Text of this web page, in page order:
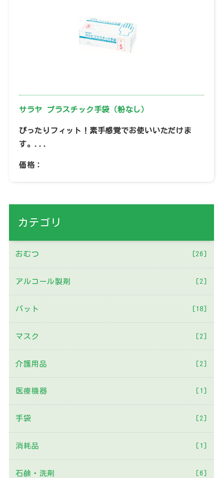
サラヤ プラスチック手袋（粉なし）
ぴったりフィット！素手感覚でお使いいただけま
す。...
価格：
カテゴリ
おむつ [26]
アルコール製剤 [2]
パット [18]
マスク [2]
介護用品 [2]
医療機器 [1]
手袋 [2]
消耗品 [1]
石鹸・洗剤 [6]